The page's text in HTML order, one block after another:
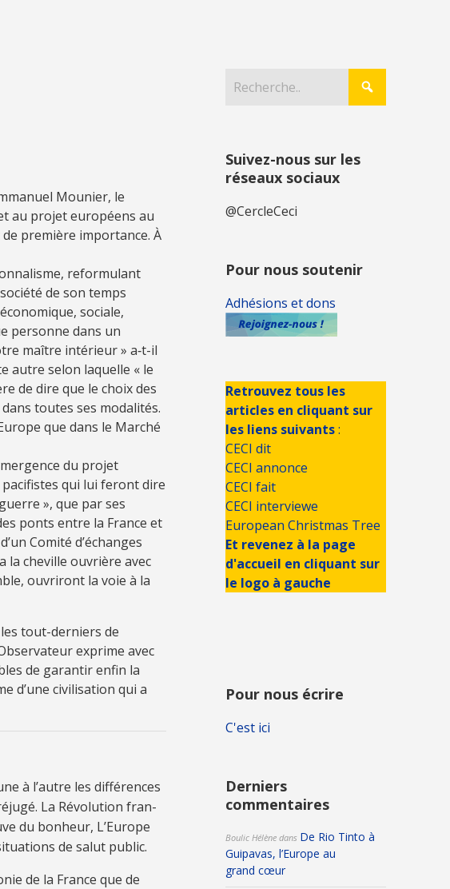
Mounier, le
au projet européens au
première importance. À
reformulant
de son temps
sociale,
personne dans un
maître intérieur » a‑t-il
autre selon laquelle « le
de dire que le choix des
toutes ses modalités.
que dans le Marché
du projet
qui lui feront dire
», que par ses
ponts entre la France et
Comité d’échanges
la cheville ouvrière avec
ouvriront la voie à la
tout-derniers de
exprime avec
de garantir enfin la
d’une civilisation qui a
à l’au­tre les dif­fé­ren­ces
La Ré­vo­lu­tion fran­
du bon­heur, L’Eu­rope
de sa­lut public.
de la France que de
Suivez-nous sur les
réseaux sociaux
@CercleCeci
Pour nous soutenir
Adhésions et dons
Retrouvez tous les
articles en cliquant sur
les liens suivants:
CECI dit
CECI annonce
CECI fait
CECI interviewe
European Christmas Tree
Et revenez à la page
d'accueil en cliquant sur
le logo à gauche
Pour nous écrire
C'est ici
Derniers
commentaires
Boulic Hélènedans De Rio Tinto à
Guipavas, l’Europe au
grand cœur